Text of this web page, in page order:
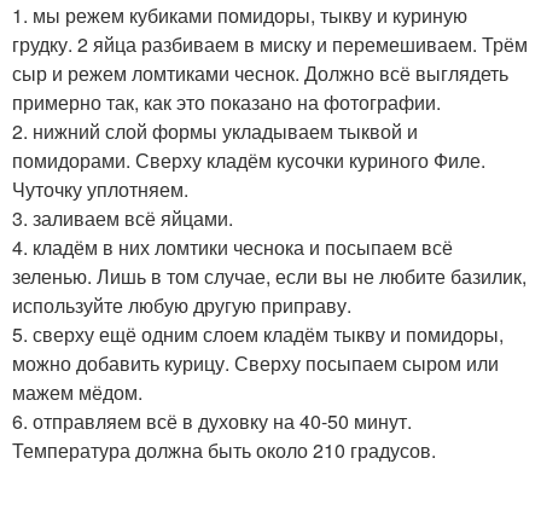
1. мы режем кубиками помидоры, тыкву и куриную
грудку. 2 яйца разбиваем в миску и перемешиваем. Трём
сыр и режем ломтиками чеснок. Должно всё выглядеть
примерно так, как это показано на фотографии.
2. нижний слой формы укладываем тыквой и
помидорами. Сверху кладём кусочки куриного Филе.
Чуточку уплотняем.
3. заливаем всё яйцами.
4. кладём в них ломтики чеснока и посыпаем всё
зеленью. Лишь в том случае, если вы не любите базилик,
используйте любую другую приправу.
5. сверху ещё одним слоем кладём тыкву и помидоры,
можно добавить курицу. Сверху посыпаем сыром или
мажем мёдом.
6. отправляем всё в духовку на 40-50 минут.
Температура должна быть около 210 градусов.